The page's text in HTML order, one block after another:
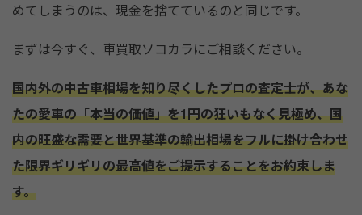
めてしまうのは、現金を捨てているのと同じです。
まずは今すぐ、車買取ソコカラにご相談ください。
国内外の中古車相場を知り尽くしたプロの査定士が、あな
たの愛車の「本当の価値」を1円の狂いもなく見極め、国
内の旺盛な需要と世界基準の輸出相場をフルに掛け合わせ
た限界ギリギリの最高値をご提示することをお約束しま
す。